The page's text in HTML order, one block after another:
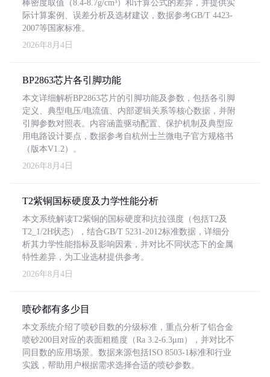
棒密度取值（8.4-8.7g/cm³）和计算公式的差异，并提供实
际计算案例、误差分析及选材建议，数据参考GB/T 4423-
2007等国家标准。
2026年8月4日
BP2863芯片各引脚功能
本文详细解析BP2863芯片的引脚功能及参数，包括各引脚
定义、典型电压/电流值、内部逻辑关系等核心数据，并附
引脚参数对照表。内容涵盖驱动配置、保护机制及典型应
用电路设计要点，数据参考自杭州士兰微电子官方规格书
（版本V1.2）。
2026年8月4日
T2紫铜国标硬度及力学性能分析
本文系统解读T2紫铜的国标硬度和抗拉强度（包括T2及
T2_1/2H状态），结合GB/T 5231-2012标准数据，详细分
析其力学性能指标及影响因素，并对比不同状态下的金属
特性差异，为工业选材提供参考。
2026年8月4日
喷砂都有多少目
本文系统介绍了喷砂目数的分级标准，重点分析了铝合金
喷砂200目对应的表面粗糙度（Ra 3.2-6.3μm），并对比不
同目数的应用场景。数据来源包括ISO 8503-1标准和行业
实践，帮助用户根据需求选择合适的喷砂参数。